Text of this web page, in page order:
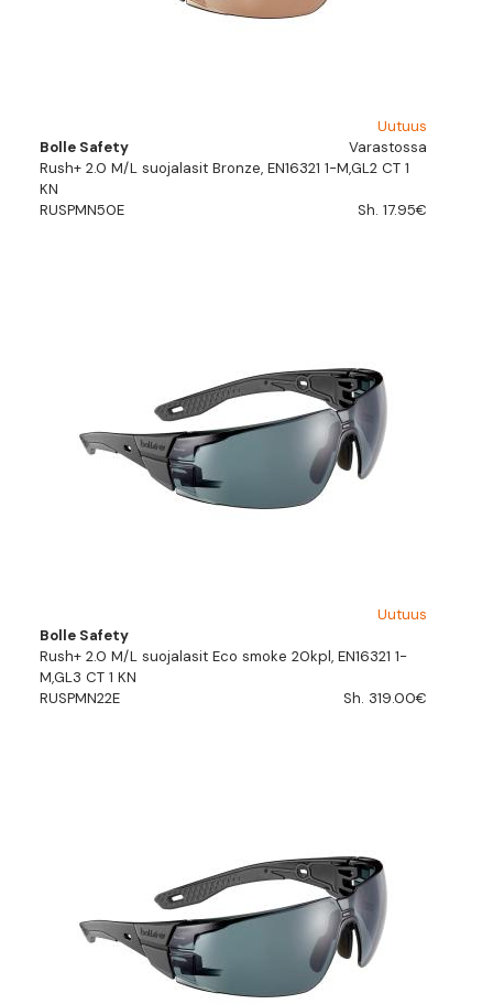
Uutuus
Bolle Safety
Varastossa
Rush+ 2.0 M/L suojalasit Bronze, EN16321 1-M,GL2 CT 1
KN
RUSPMN50E
Sh. 17.95€
Uutuus
Bolle Safety
Rush+ 2.0 M/L suojalasit Eco smoke 20kpl, EN16321 1-
M,GL3 CT 1 KN
RUSPMN22E
Sh. 319.00€